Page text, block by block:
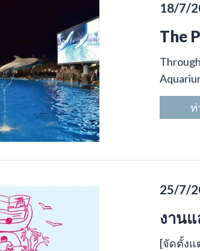
18/7/
The
ท่
25/7/
งาน
[จัดตั้งแ